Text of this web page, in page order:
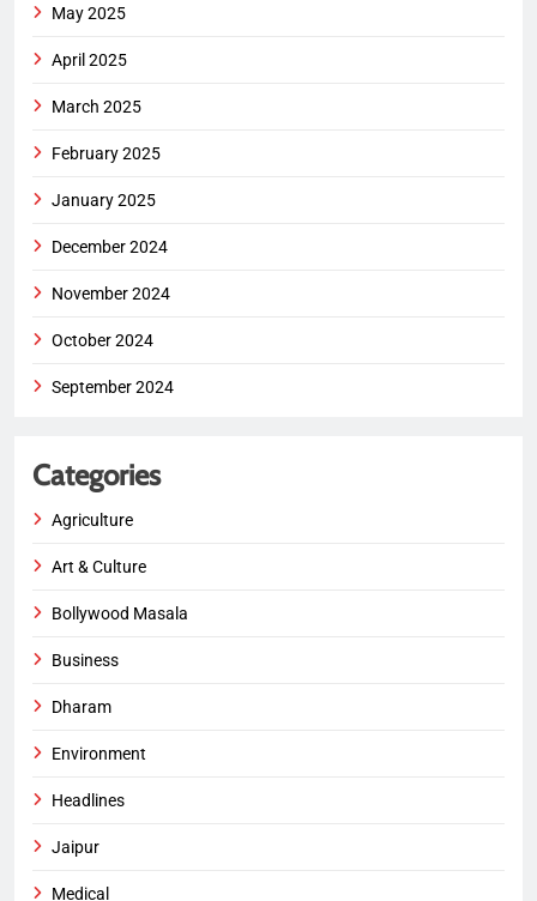
May 2025
April 2025
March 2025
February 2025
January 2025
December 2024
November 2024
October 2024
September 2024
Categories
Agriculture
Art & Culture
Bollywood Masala
Business
Dharam
Environment
Headlines
Jaipur
Medical